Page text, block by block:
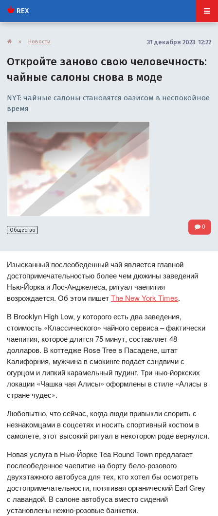
REX
» Новости 31 декабря 2023 12:22
Откройте заново свою человечность:
чайные салоны снова в моде
NYT: чайные салоны становятся оазисом в неспокойное
время
Общество 0
Изысканный послеобеденный чай является главной
достопримечательностью более чем дюжины заведений
Нью-Йорка и Лос-Анджелеса, ритуал чаепития
возрождается. Об этом пишетThe New York Times.
В Brooklyn High Low, у которого есть два заведения,
стоимость «Классического» чайного сервиса – фактически
чаепития, которое длится 75 минут, составляет 48
долларов. В коттедже Rose Tree в Пасадене, штат
Калифорния, мужчина в смокинге подает сэндвичи с
огурцом и липкий карамельный пудинг. Три нью-йоркских
локации «Чашка чая Алисы» оформлены в стиле «Алисы в
стране чудес».
Любопытно, что сейчас, когда люди привыкли спорить с
незнакомцами в соцсетях и носить спортивный костюм в
самолете, этот высокий ритуал в некотором роде вернулся.
Новая услуга в Нью-Йорке Tea Round Town предлагает
послеобеденное чаепитие на борту бело-розового
двухэтажного автобуса для тех, кто хотел бы осмотреть
достопримечательности, потягивая органический Earl Grey
с лавандой. В салоне автобуса вместо сидений
установлены нежно-розовые банкетки.